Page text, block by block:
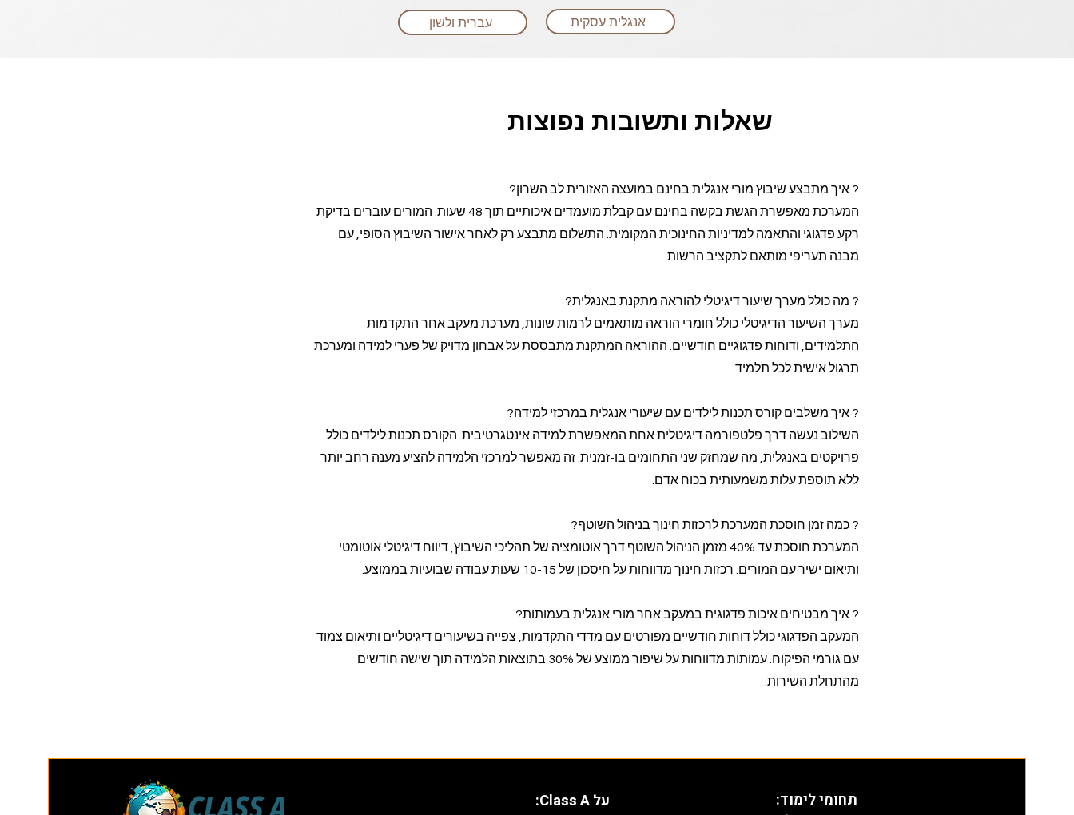
אנגלית עסקית עברית ולשון
שאלות ותשובות נפוצות
? איך מתבצע שיבוץ מורי אנגלית בחינם במועצה האזורית לב השרון?
המערכת מאפשרת הגשת בקשה בחינם עם קבלת מועמדים איכותיים תוך 48 שעות. המורים עוברים בדיקת
רקע פדגוגי והתאמה למדיניות החינוכית המקומית. התשלום מתבצע רק לאחר אישור השיבוץ הסופי, עם
מבנה תעריפי מותאם לתקציב הרשות.
? מה כולל מערך שיעור דיגיטלי להוראה מתקנת באנגלית?
מערך השיעור הדיגיטלי כולל חומרי הוראה מותאמים לרמות שונות, מערכת מעקב אחר התקדמות
התלמידים, ודוחות פדגוגיים חודשיים. ההוראה המתקנת מתבססת על אבחון מדויק של פערי למידה ומערכת
תרגול אישית לכל תלמיד.
? איך משלבים קורס תכנות לילדים עם שיעורי אנגלית במרכזי למידה?
השילוב נעשה דרך פלטפורמה דיגיטלית אחת המאפשרת למידה אינטגרטיבית. הקורס תכנות לילדים כולל
פרויקטים באנגלית, מה שמחזק שני התחומים בו-זמנית. זה מאפשר למרכזי הלמידה להציע מענה רחב יותר
ללא תוספת עלות משמעותית בכוח אדם.
? כמה זמן חוסכת המערכת לרכזות חינוך בניהול השוטף?
המערכת חוסכת עד 40% מזמן הניהול השוטף דרך אוטומציה של תהליכי השיבוץ, דיווח דיגיטלי אוטומטי
ותיאום ישיר עם המורים. רכזות חינוך מדווחות על חיסכון של 10-15 שעות עבודה שבועיות בממוצע.
? איך מבטיחים איכות פדגוגית במעקב אחר מורי אנגלית בעמותות?
המעקב הפדגוגי כולל דוחות חודשיים מפורטים עם מדדי התקדמות, צפייה בשיעורים דיגיטליים ותיאום צמוד
עם גורמי הפיקוח. עמותות מדווחות על שיפור ממוצע של 30% בתוצאות הלמידה תוך שישה חודשים
מהתחלת השירות.
תחומי לימוד:
על Class A: